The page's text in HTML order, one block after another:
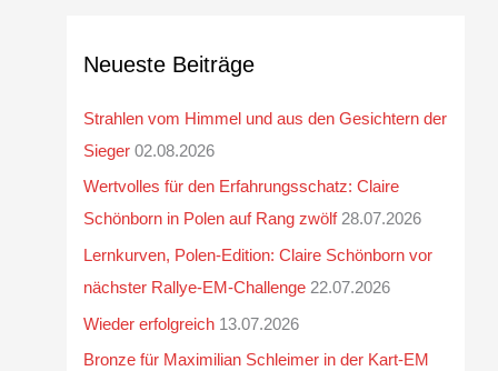
Neueste Beiträge
Strahlen vom Himmel und aus den Gesichtern der
Sieger 02.08.2026
Wertvolles für den Erfahrungsschatz: Claire
Schönborn in Polen auf Rang zwölf 28.07.2026
Lernkurven, Polen-Edition: Claire Schönborn vor
nächster Rallye-EM-Challenge 22.07.2026
Wieder erfolgreich 13.07.2026
Bronze für Maximilian Schleimer in der Kart-EM